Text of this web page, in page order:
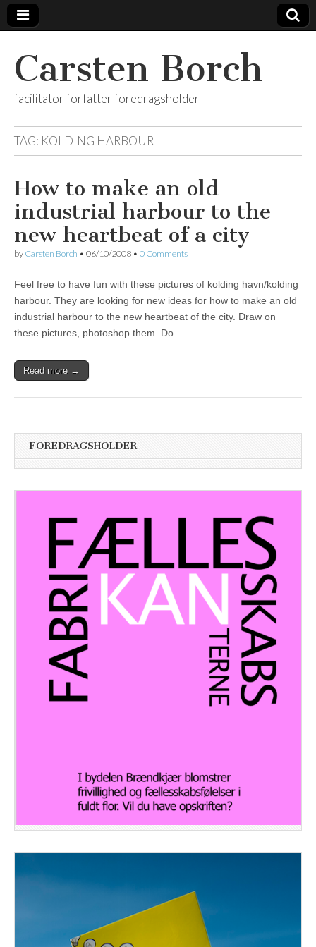
Carsten Borch
facilitator forfatter foredragsholder
TAG: KOLDING HARBOUR
How to make an old
industrial harbour to the
new heartbeat of a city
by Carsten Borch • 06/10/2008 • 0 Comments
Feel free to have fun with these pictures of kolding havn/kolding
harbour. They are looking for new ideas for how to make an old
industrial harbour to the new heartbeat of the city. Draw on
these pictures, photoshop them. Do…
Read more →
FOREDRAGSHOLDER